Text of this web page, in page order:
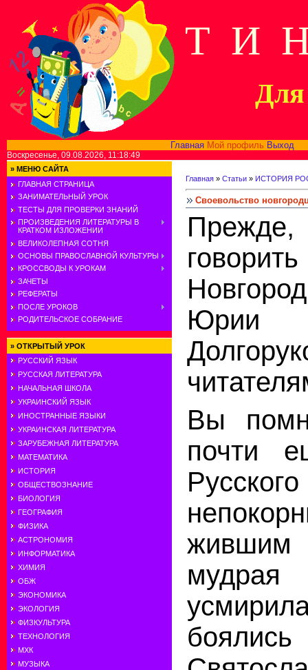
Т И
Для
Главная Мой профиль Выход
Воскресенье, 09.08.2026, 11:18:49
» МЕНЮ САЙТА
ГЛАВНАЯ СТРАНИЦА
ЗАНИМАТЕЛЬНЫЙ УРОК
ТЕСТЫ ДЛЯ ПРОВЕРКИ ЗНАНИЙ
ПРОИЗВЕДЕНИЯ ЛИТЕРАТУРЫ В
КРАТКОМ ИЗЛОЖЕНИИ
ВЕЛИКОЛЕПНАЯ СОТНЯ
ОСНОВЫ ПРАВОСЛАВНОЙ КУЛЬТУРЫ
КРОССВОДЫ К УРОКАМ
ЗАЧЕТЫ
РЕФЕРАТЫ
ПОСЛЕ УРОКОВ
РОДИТЕЛЬСКОЕ СОБРАНИЕ
» ОТКРЫТЫЙ УРОК
РУССКИЙ ЯЗЫК
РУССКАЯ ЛИТЕРАТУРА
НАЧАЛЬНАЯ ШКОЛА
УКРАИНСКИЙ ЯЗЫК
ИНОСТРАННЫЕ ЯЗЫКИ
УКРАИНСКАЯ ЛИТЕРАТУРА
ЗАРУБЕЖНАЯ ЛИТЕРАТУРА
МАТЕМАТИКА
ИСТОРИЯ
ОБЩЕСТВОЗНАНИЕ
БИОЛОГИЯ
ГЕОГРАФИЯ
ФИЗИКА
АСТРОНОМИЯ
ИНФОРМАТИКА
ХИМИЯ
ОБЖ
ЭКОНОМИКА
ЭКОЛОГИЯ
ФИЗКУЛЬТУРА
ТЕХНОЛОГИЯ
МХК
МУЗЫКА
Главная » Статьи » ИСТОРИЯ
Своевольство
Юрии
Вы
почти
жившим